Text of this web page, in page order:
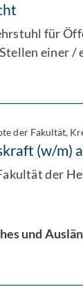
für
einer /
der Fakultät,
(w/m)
der
und